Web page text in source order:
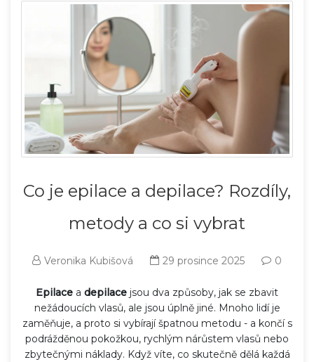
Co je epilace a depilace? Rozdíly,
metody a co si vybrat
Veronika Kubišová 29 prosince 2025 0
Epilace a depilace jsou dva způsoby, jak se zbavit
nežádoucích vlasů, ale jsou úplně jiné. Mnoho lidí je
zaměňuje, a proto si vybírají špatnou metodu - a končí s
podrážděnou pokožkou, rychlým nárůstem vlasů nebo
zbytečnými náklady. Když víte, co skutečně dělá každá